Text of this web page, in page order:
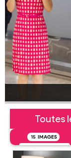
Toutes
15 IMAGES